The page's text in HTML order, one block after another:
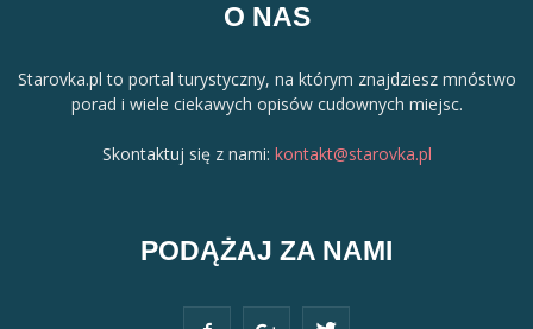
O NAS
Starovka.pl to portal turystyczny, na którym znajdziesz mnóstwo
porad i wiele ciekawych opisów cudownych miejsc.
Skontaktuj się z nami: kontakt@starovka.pl
PODĄŻAJ ZA NAMI